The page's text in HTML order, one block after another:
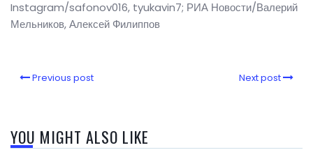
Instagram/safonov016, tyukavin7; РИА Новости/Валерий
Мельников, Алексей Филиппов
Previous post Next post
YOU MIGHT ALSO LIKE